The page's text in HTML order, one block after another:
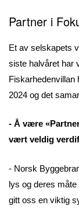
Partner i
Et av selskapets
siste halvåret har
2024 og det
- Å være
vært veldig
- Norsk
lys og deres
gitt oss en viktig